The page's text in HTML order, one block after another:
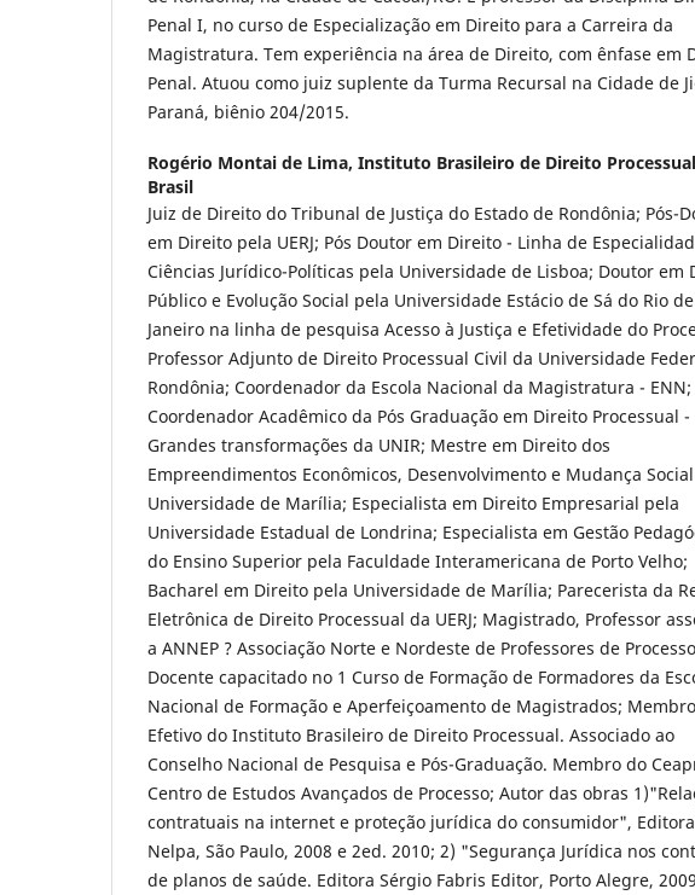
Penal I, no curso de Especialização em Direito para a Carreira da
Magistratura. Tem experiência na área de Direito, com ênfase em
Penal. Atuou como juiz suplente da Turma Recursal na Cidade de
Paraná, biênio 204/2015.
Rogério Montai de Lima, Instituto Brasileiro de Direito
Brasil
Juiz de Direito do Tribunal de Justiça do Estado de Rondônia; Pós-
em Direito pela UERJ; Pós Doutor em Direito - Linha de
Ciências Jurídico-Políticas pela Universidade de Lisboa; Doutor em
Público e Evolução Social pela Universidade Estácio de Sá do Rio de
Janeiro na linha de pesquisa Acesso à Justiça e Efetividade do
Professor Adjunto de Direito Processual Civil da Universidade
Rondônia; Coordenador da Escola Nacional da Magistratura - ENN;
Coordenador Acadêmico da Pós Graduação em Direito Processual -
Grandes transformações da UNIR; Mestre em Direito dos
Empreendimentos Econômicos, Desenvolvimento e Mudança
Universidade de Marília; Especialista em Direito Empresarial pela
Universidade Estadual de Londrina; Especialista em Gestão
do Ensino Superior pela Faculdade Interamericana de Porto Velho;
Bacharel em Direito pela Universidade de Marília; Parecerista da
Eletrônica de Direito Processual da UERJ; Magistrado, Professor
a ANNEP ? Associação Norte e Nordeste de Professores de
Docente capacitado no 1 Curso de Formação de Formadores da
Nacional de Formação e Aperfeiçoamento de Magistrados; Membro
Efetivo do Instituto Brasileiro de Direito Processual. Associado ao
Conselho Nacional de Pesquisa e Pós-Graduação. Membro do
Centro de Estudos Avançados de Processo; Autor das obras
contratuais na internet e proteção jurídica do consumidor", Editora
Nelpa, São Paulo, 2008 e 2ed. 2010; 2) "Segurança Jurídica nos
de planos de saúde. Editora Sérgio Fabris Editor, Porto Alegre,